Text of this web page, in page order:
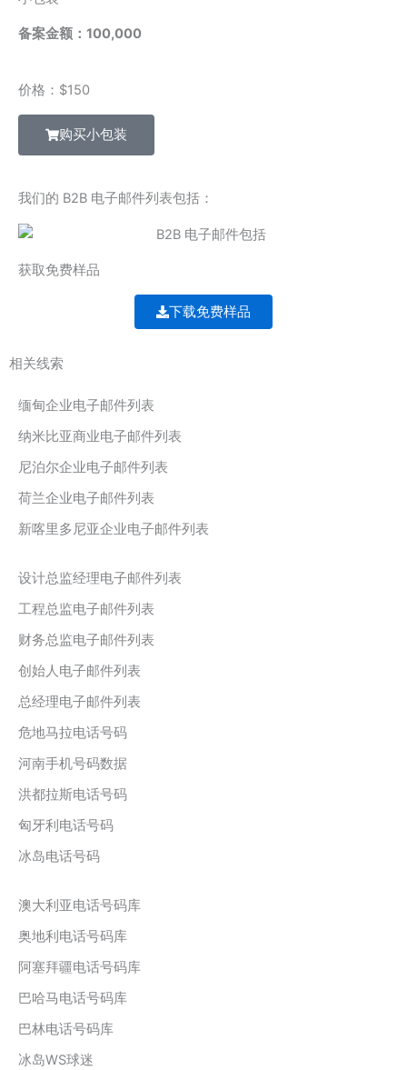
备案金额：100,000
价格：$150
购买小包装
我们的 B2B 电子邮件列表包括：
获取免费样品
下载免费样品
相关线索
缅甸企业电子邮件列表
纳米比亚商业电子邮件列表
尼泊尔企业电子邮件列表
荷兰企业电子邮件列表
新喀里多尼亚企业电子邮件列表
设计总监经理电子邮件列表
工程总监电子邮件列表
财务总监电子邮件列表
创始人电子邮件列表
总经理电子邮件列表
危地马拉电话号码
河南手机号码数据
洪都拉斯电话号码
匈牙利电话号码
冰岛电话号码
澳大利亚电话号码库
奥地利电话号码库
阿塞拜疆电话号码库
巴哈马电话号码库
巴林电话号码库
冰岛WS球迷